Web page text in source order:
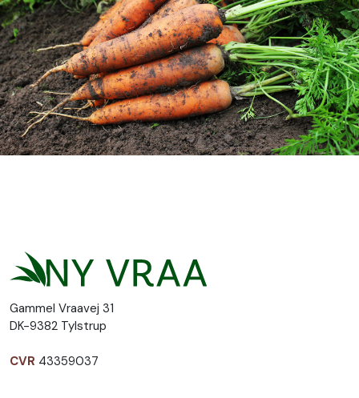
Gammel Vraavej 31
DK-9382 Tylstrup
CVR 43359037